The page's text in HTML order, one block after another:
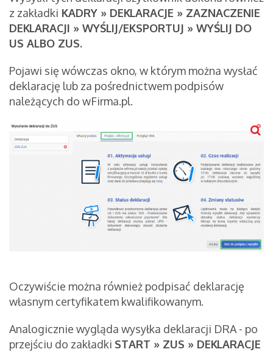
z zakładki KADRY » DEKLARACJE » ZAZNACZENIE
DEKLARACJI » WYŚLIJ/EKSPORTUJ » WYŚLIJ DO
US ALBO ZUS.
Pojawi się wówczas okno, w którym można wysłać
deklarację lub za pośrednictwem podpisów
należących do wFirma.pl.
Oczywiście można również podpisać deklarację
własnym certyfikatem kwalifikowanym.
Analogicznie wygląda wysyłka deklaracji DRA - po
przejściu do zakładki START » ZUS » DEKLARACJE